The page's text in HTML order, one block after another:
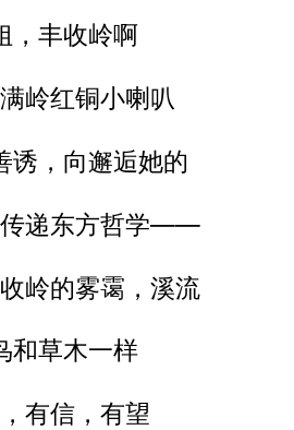
，丰收岭啊
岭红铜小喇叭
诱，向邂逅她的
传递东方哲学——
岭的雾霭，溪流
和草木一样
有信，有望